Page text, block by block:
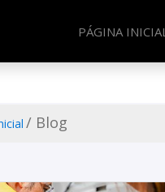
PÁGINA INICIAL
/ Blog